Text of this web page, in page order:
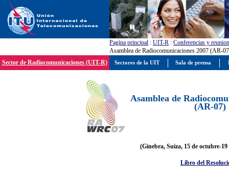
Pagína principal : UIT-R : Conferencias y
Asamblea de Radiocomunicaciones 2007 (AR-
Sector de Radiocomunicaciones (UIT-R)
Asamblea de
(AR-07)
(Ginebra, Suiza, 15 de octubre-19
Libro del
Sectores de la UIT Sala de prensa